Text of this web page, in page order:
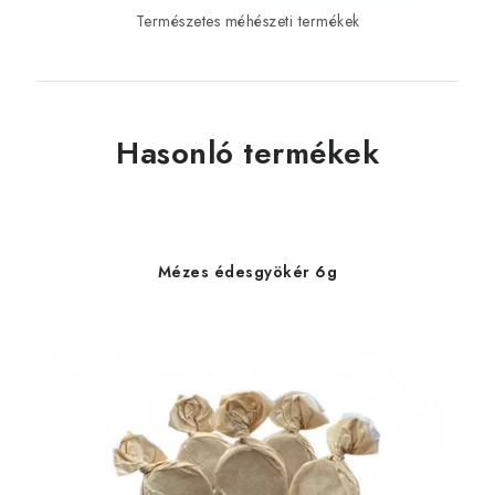
Természetes méhészeti termékek
Hasonló termékek
Mézes édesgyökér 6g